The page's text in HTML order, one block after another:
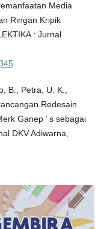
Media
Ringan Kripik
: Jurnal
B., Petra, U. K.,
Redesain
Ganep ’ s sebagai
DKV Adiwarna,